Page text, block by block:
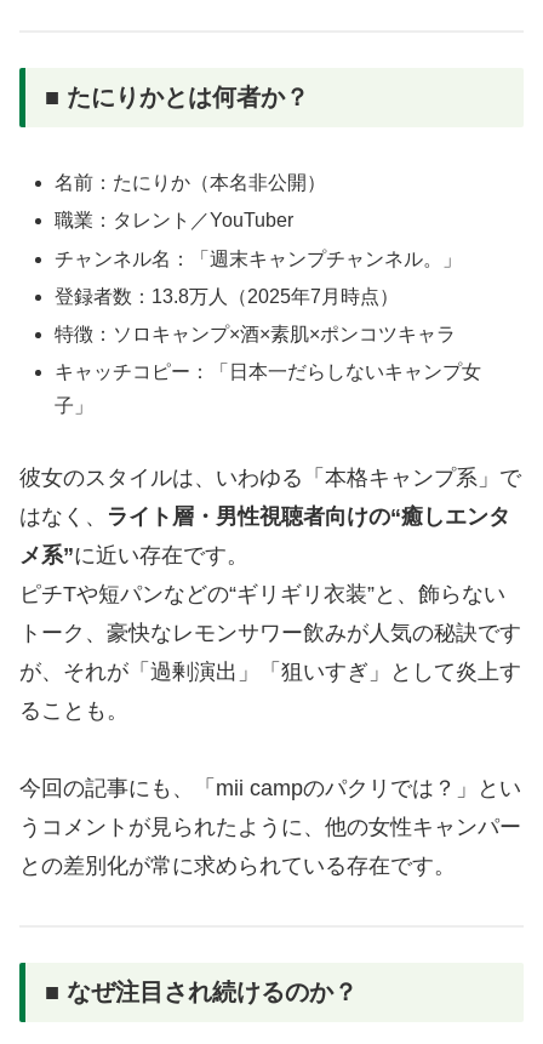
■ たにりかとは何者か？
名前：たにりか（本名非公開）
職業：タレント／YouTuber
チャンネル名：「週末キャンプチャンネル。」
登録者数：13.8万人（2025年7月時点）
特徴：ソロキャンプ×酒×素肌×ポンコツキャラ
キャッチコピー：「日本一だらしないキャンプ女
子」
彼女のスタイルは、いわゆる「本格キャンプ系」で
はなく、 ライト層・男性視聴者向けの“癒しエンタ
メ系”に近い存在です。
ピチTや短パンなどの“ギリギリ衣装”と、飾らない
トーク、豪快なレモンサワー飲みが人気の秘訣です
が、それが「過剰演出」「狙いすぎ」として炎上す
ることも。
今回の記事にも、「mii campのパクリでは？」とい
うコメントが見られたように、他の女性キャンパー
との差別化が常に求められている存在です。
■ なぜ注目され続けるのか？